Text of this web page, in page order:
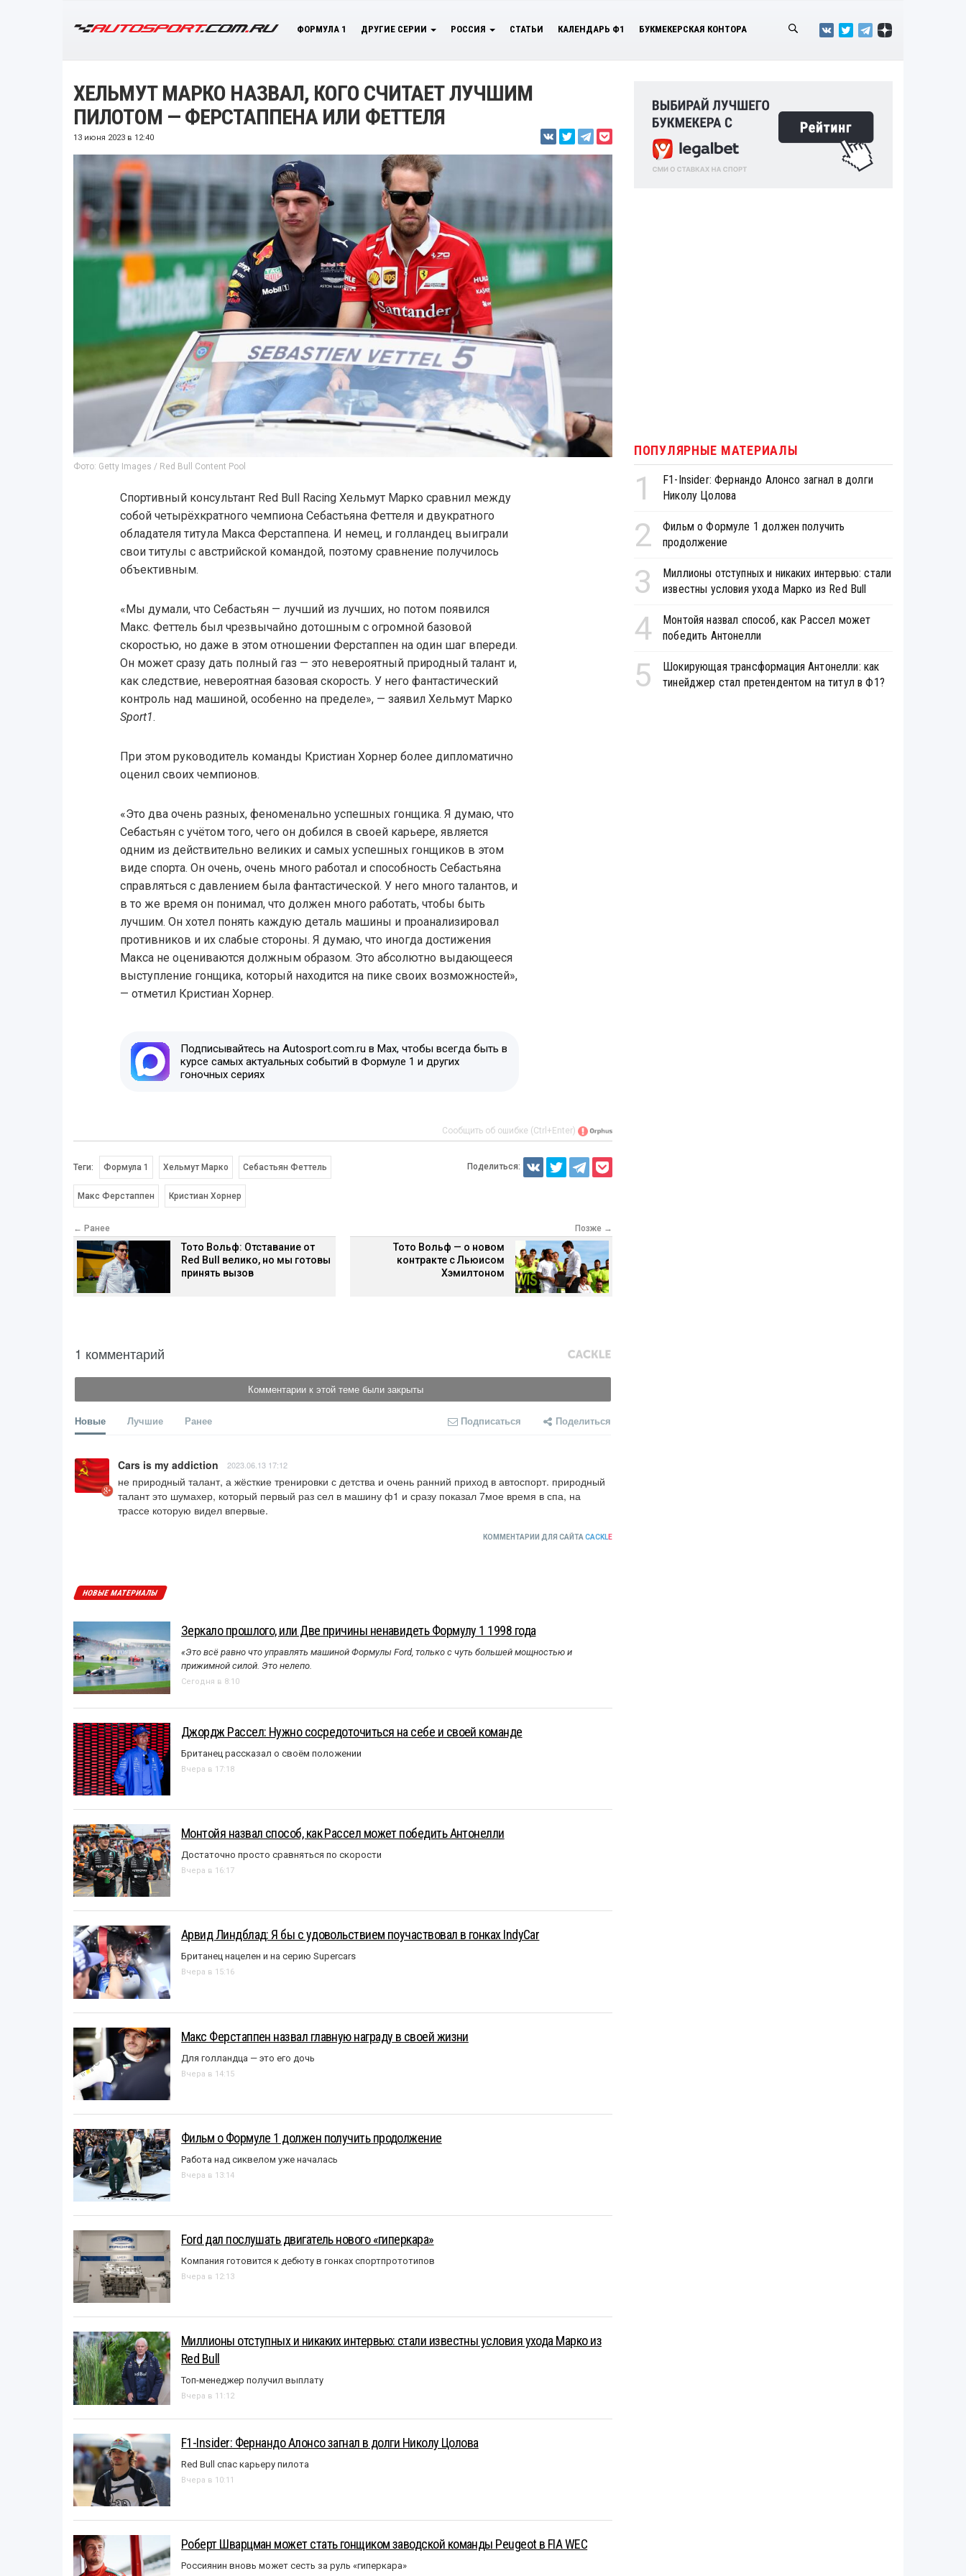
ФОРМУЛА 1 ДРУГИЕ СЕРИИ РОССИЯ СТАТЬИ КАЛЕНДАРЬ Ф1 БУКМЕКЕРСКАЯ КОНТОРА
ХЕЛЬМУТ МАРКО НАЗВАЛ, КОГО СЧИТАЕТ ЛУЧШИМ
ПИЛОТОМ — ФЕРСТАППЕНА ИЛИ ФЕТТЕЛЯ
13 июня 2023 в 12:40
Фото: Getty Images / Red Bull Content Pool
Спортивный консультант Red Bull Racing Хельмут Марко сравнил между
собой четырёхкратного чемпиона Себастьяна Феттеля и двукратного
обладателя титула Макса Ферстаппена. И немец, и голландец выиграли
свои титулы с австрийской командой, поэтому сравнение получилось
объективным.
«Мы думали, что Себастьян — лучший из лучших, но потом появился
Макс. Феттель был чрезвычайно дотошным с огромной базовой
скоростью, но даже в этом отношении Ферстаппен на один шаг впереди.
Он может сразу дать полный газ — это невероятный природный талант и,
как следствие, невероятная базовая скорость. У него фантастический
контроль над машиной, особенно на пределе», — заявил Хельмут Марко
Sport1.
При этом руководитель команды Кристиан Хорнер более дипломатично
оценил своих чемпионов.
«Это два очень разных, феноменально успешных гонщика. Я думаю, что
Себастьян с учётом того, чего он добился в своей карьере, является
одним из действительно великих и самых успешных гонщиков в этом
виде спорта. Он очень, очень много работал и способность Себастьяна
справляться с давлением была фантастической. У него много талантов, и
в то же время он понимал, что должен много работать, чтобы быть
лучшим. Он хотел понять каждую деталь машины и проанализировал
противников и их слабые стороны. Я думаю, что иногда достижения
Макса не оцениваются должным образом. Это абсолютно выдающееся
выступление гонщика, который находится на пике своих возможностей»,
— отметил Кристиан Хорнер.
Подписывайтесь на Autosport.com.ru в Max, чтобы всегда быть в
курсе самых актуальных событий в Формуле 1 и других
гоночных сериях
Сообщить об ошибке (Ctrl+Enter)
Теги: Формула 1 Хельмут Марко Себастьян Феттель
Макс Ферстаппен Кристиан Хорнер
Поделиться:
← Ранее
Тото Вольф: Отставание от
Red Bull велико, но мы готовы
принять вызов
Позже →
Тото Вольф — о новом
контракте с Льюисом
Хэмилтоном
1 комментарий
Комментарии к этой теме были закрыты
Новые Лучшие Ранее Подписаться Поделиться
Cars is my addiction 2023.06.13 17:12
не природный талант, а жёсткие тренировки с детства и очень ранний приход в автоспорт. природный
талант это шумахер, который первый раз сел в машину ф1 и сразу показал 7мое время в спа, на
трассе которую видел впервые.
КОММЕНТАРИИ ДЛЯ САЙТА CACKLE
НОВЫЕ МАТЕРИАЛЫ
Зеркало прошлого, или Две причины ненавидеть Формулу 1 1998 года
«Это всё равно что управлять машиной Формулы Ford, только с чуть большей мощностью и
прижимной силой. Это нелепо.
Сегодня в 8:10
Джордж Рассел: Нужно сосредоточиться на себе и своей команде
Британец рассказал о своём положении
Вчера в 17:18
Монтойя назвал способ, как Рассел может победить Антонелли
Достаточно просто сравняться по скорости
Вчера в 16:17
Арвид Линдблад: Я бы с удовольствием поучаствовал в гонках IndyCar
Британец нацелен и на серию Supercars
Вчера в 15:16
Макс Ферстаппен назвал главную награду в своей жизни
Для голландца — это его дочь
Вчера в 14:15
Фильм о Формуле 1 должен получить продолжение
Работа над сиквелом уже началась
Вчера в 13:14
Ford дал послушать двигатель нового «гиперкара»
Компания готовится к дебюту в гонках спортпрототипов
Вчера в 12:13
Миллионы отступных и никаких интервью: стали известны условия ухода Марко из
Red Bull
Топ-менеджер получил выплату
Вчера в 11:12
F1-Insider: Фернандо Алонсо загнал в долги Николу Цолова
Red Bull спас карьеру пилота
Вчера в 10:11
Роберт Шварцман может стать гонщиком заводской команды Peugeot в FIA WEC
Россиянин вновь может сесть за руль «гиперкара»
ПОПУЛЯРНЫЕ МАТЕРИАЛЫ
1
F1-Insider: Фернандо Алонсо загнал в долги
Николу Цолова
2
Фильм о Формуле 1 должен получить
продолжение
3
Миллионы отступных и никаких интервью: стали
известны условия ухода Марко из Red Bull
4
Монтойя назвал способ, как Рассел может
победить Антонелли
5
Шокирующая трансформация Антонелли: как
тинейджер стал претендентом на титул в Ф1?